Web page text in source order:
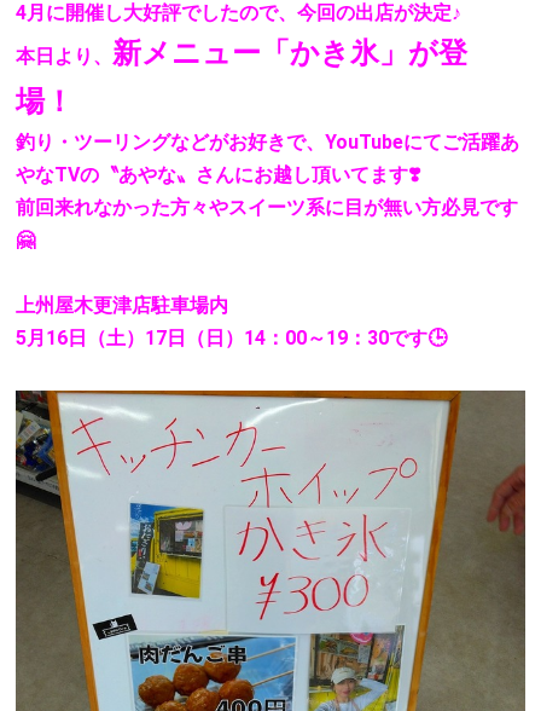
4月に開催し大好評でしたので、今回の出店が決定♪
本日より、 新メニュー「かき氷」が登
場！
釣り・ツーリングなどがお好きで、YouTubeにてご活躍あ
やなTVの〝あやな〟さんにお越し頂いてます❣️
前回来れなかった方々やスイーツ系に目が無い方必見です
🤗
上州屋木更津店駐車場内
5月16日（土）17日（日）14：00～19：30です🕒